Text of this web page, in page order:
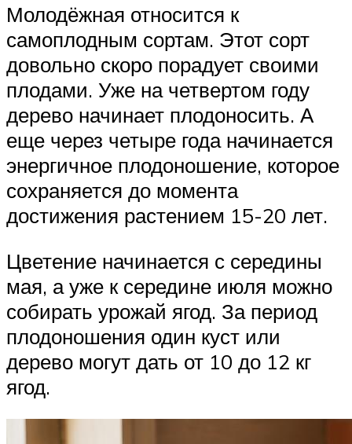
Молодёжная относится к
самоплодным сортам. Этот сорт
довольно скоро порадует своими
плодами. Уже на четвертом году
дерево начинает плодоносить. А
еще через четыре года начинается
энергичное плодоношение, которое
сохраняется до момента
достижения растением 15-20 лет.
Цветение начинается с середины
мая, а уже к середине июля можно
собирать урожай ягод. За период
плодоношения один куст или
дерево могут дать от 10 до 12 кг
ягод.